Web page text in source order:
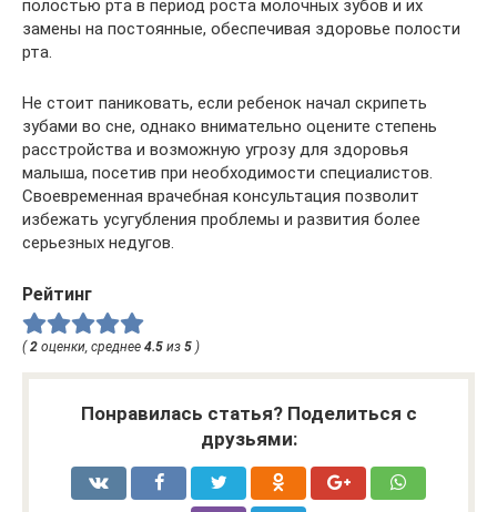
полостью рта в период роста молочных зубов и их
замены на постоянные, обеспечивая здоровье полости
рта.
Не стоит паниковать, если ребенок начал скрипеть
зубами во сне, однако внимательно оцените степень
расстройства и возможную угрозу для здоровья
малыша, посетив при необходимости специалистов.
Своевременная врачебная консультация позволит
избежать усугубления проблемы и развития более
серьезных недугов.
Рейтинг
(2 оценки, среднее 4.5 из 5 )
Понравилась статья? Поделиться с
друзьями: